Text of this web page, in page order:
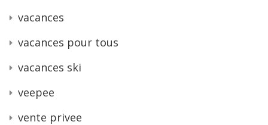
vacances
vacances pour tous
vacances ski
veepee
vente privee